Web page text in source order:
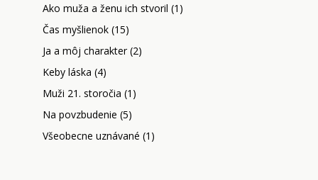
Ako muža a ženu ich stvoril (1)
Čas myšlienok(15)
Ja a môj charakter(2)
Keby láska (4)
Muži 21. storočia (1)
Na povzbudenie (5)
Všeobecne uznávané (1)